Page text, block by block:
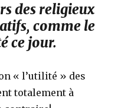
des religieux
comme le
ce jour.
« l’utilité » des
totalement à